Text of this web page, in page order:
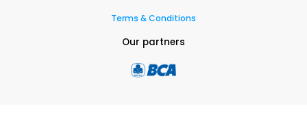
Terms & Conditions
Our partners